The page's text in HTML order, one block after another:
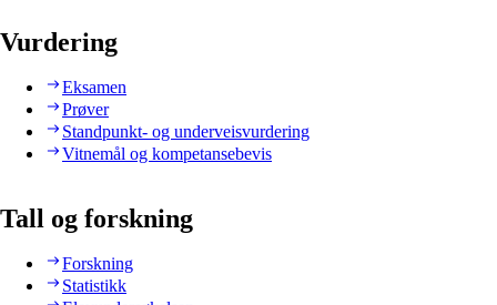
Vurdering
Eksamen
Prøver
Standpunkt- og underveisvurdering
Vitnemål og kompetansebevis
Tall og forskning
Forskning
Statistikk